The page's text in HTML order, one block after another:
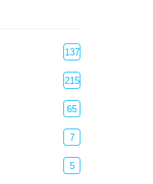
137
215
65
7
5